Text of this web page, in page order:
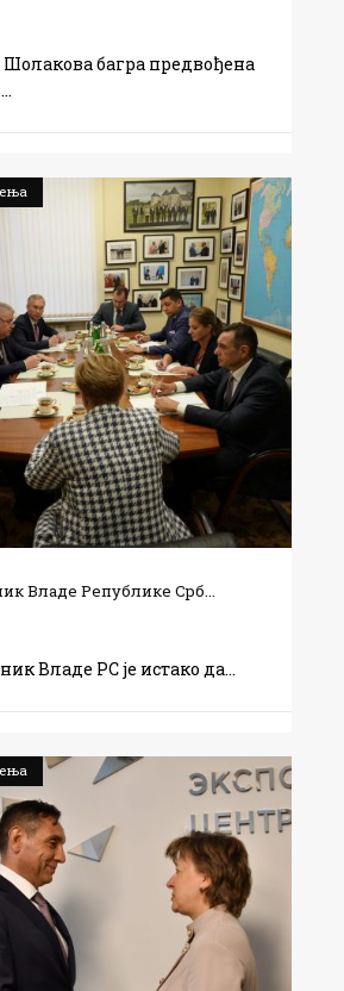
багра предвођена
Владе Републике Срб...
Владе РС је истако да